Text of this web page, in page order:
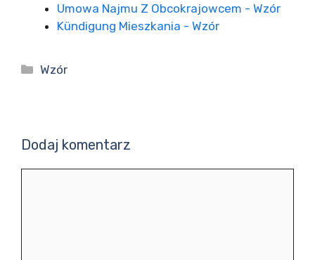
Umowa Najmu Z Obcokrajowcem - Wzór
Kündigung Mieszkania - Wzór
Kategorie
Wzór
Dodaj komentarz